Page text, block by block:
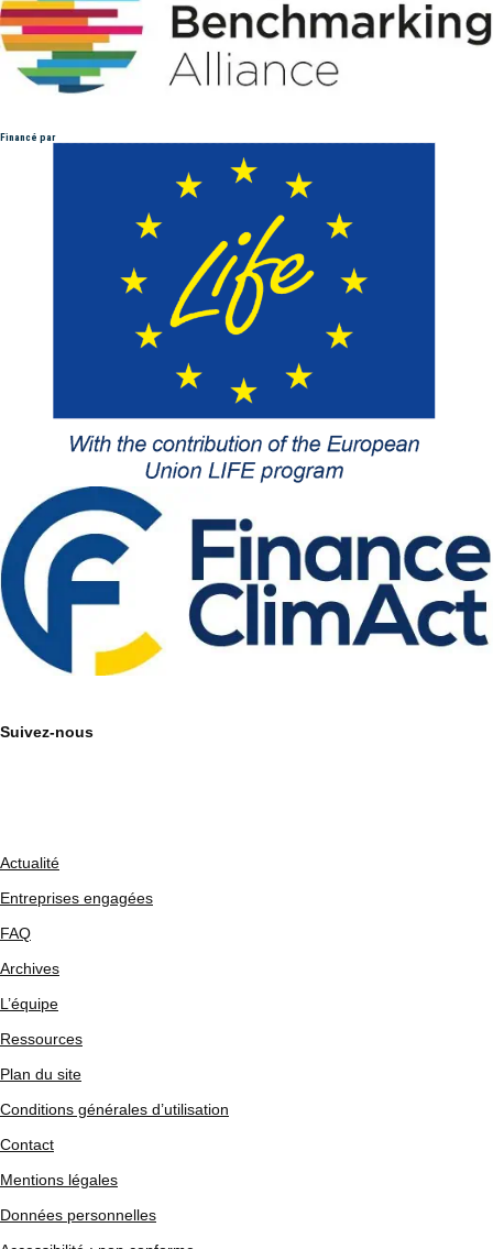
Financé par
Suivez-nous
Actualité
Entreprises engagées
FAQ
Archives
L’équipe
Ressources
Plan du site
Conditions générales d’utilisation
Contact
Mentions légales
Données personnelles